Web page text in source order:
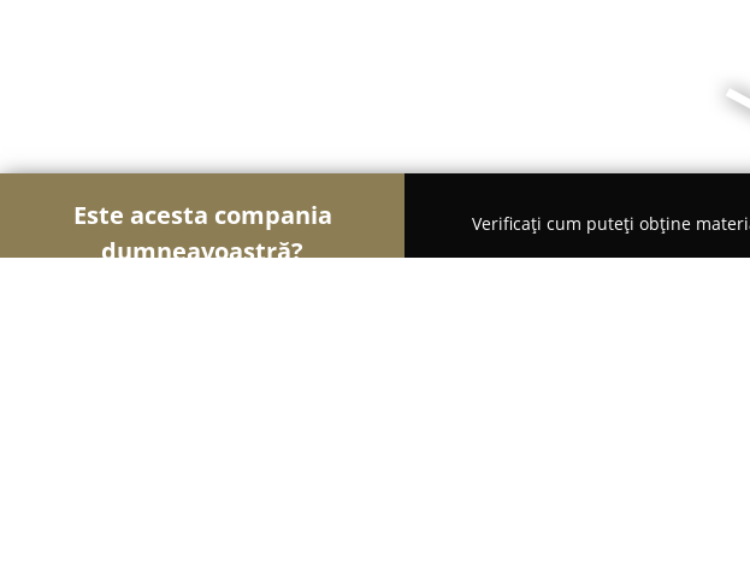
Este acesta compania
dumneavoastră?
Verificați cum puteți obține